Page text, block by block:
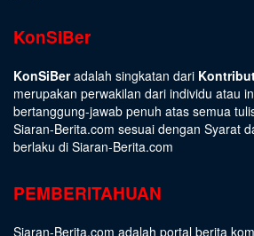
KonSiBer
KonSiBeradalah singkatan dari
merupakan perwakilan dari individu atau
bertanggung-jawab penuh atas semua
Siaran-Berita.com sesuai dengan Syarat
berlaku di Siaran-Berita.com
PEMBERITAHUAN
Siaran-Berita.com adalah portal berita